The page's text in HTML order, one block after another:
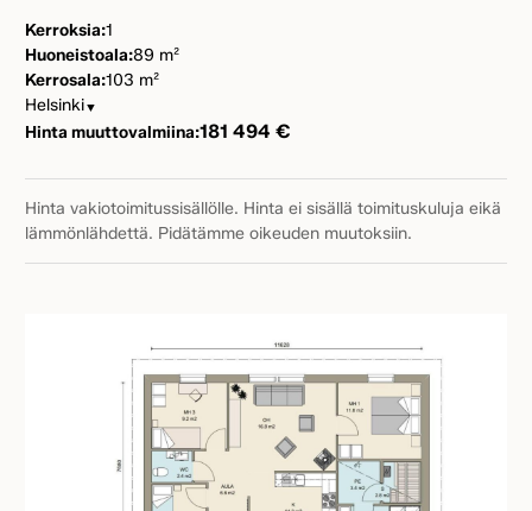
Kerroksia:1
Huoneistoala:89 m²
Kerrosala:103 m²
Helsinki▼
Hinta muuttovalmiina:181 494 €
Hinta vakiotoimitussisällölle. Hinta ei sisällä toimituskuluja eikä
lämmönlähdettä. Pidätämme oikeuden muutoksiin.